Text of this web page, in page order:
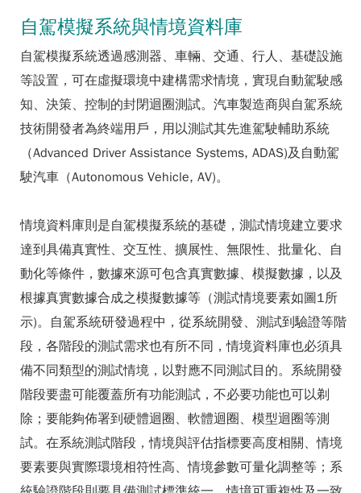
自駕模擬系統與情境資料庫
自駕模擬系統透過感測器、車輛、交通、行人、基礎設施
等設置，可在虛擬環境中建構需求情境，實現自動駕駛感
知、決策、控制的封閉迴圈測試。汽車製造商與自駕系統
技術開發者為終端用戶，用以測試其先進駕駛輔助系統
（Advanced Driver Assistance Systems, ADAS)及自動駕
駛汽車（Autonomous Vehicle, AV)。
情境資料庫則是自駕模擬系統的基礎，測試情境建立要求
達到具備真實性、交互性、擴展性、無限性、批量化、自
動化等條件，數據來源可包含真實數據、模擬數據，以及
根據真實數據合成之模擬數據等（測試情境要素如圖1所
示)。自駕系統研發過程中，從系統開發、測試到驗證等階
段，各階段的測試需求也有所不同，情境資料庫也必須具
備不同類型的測試情境，以對應不同測試目的。系統開發
階段要盡可能覆蓋所有功能測試，不必要功能也可以剃
除；要能夠佈署到硬體迴圈、軟體迴圈、模型迴圈等測
試。在系統測試階段，情境與評估指標要高度相關、情境
要素要與實際環境相符性高、情境參數可量化調整等；系